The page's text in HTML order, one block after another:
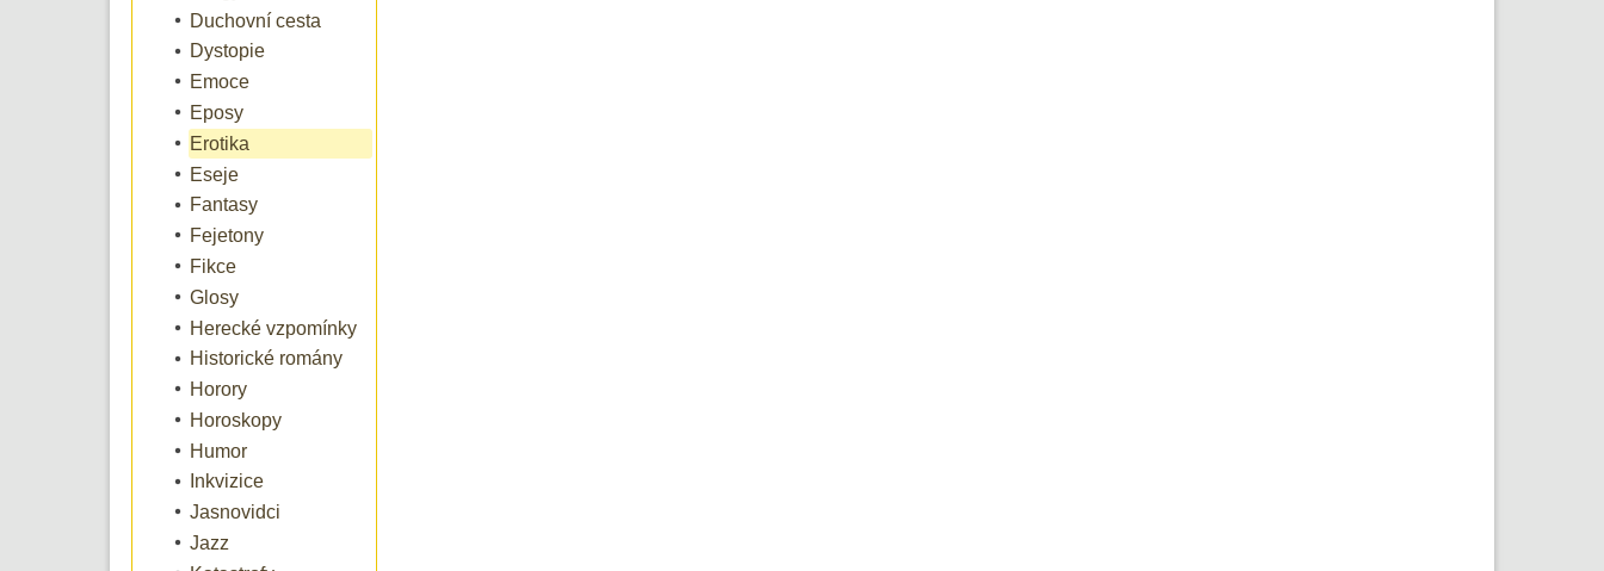
Duchovní cesta
Dystopie
Emoce
Eposy
Erotika
Eseje
Fantasy
Fejetony
Fikce
Glosy
Herecké vzpomínky
Historické romány
Horory
Horoskopy
Humor
Inkvizice
Jasnovidci
Jazz